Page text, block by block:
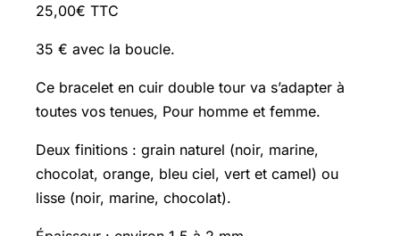
25,00€ TTC
35 € avec la boucle.
Ce bracelet en cuir double tour va s’adapter à
toutes vos tenues, Pour homme et femme.
Deux finitions : grain naturel (noir, marine,
chocolat, orange, bleu ciel, vert et camel) ou
lisse (noir, marine, chocolat).